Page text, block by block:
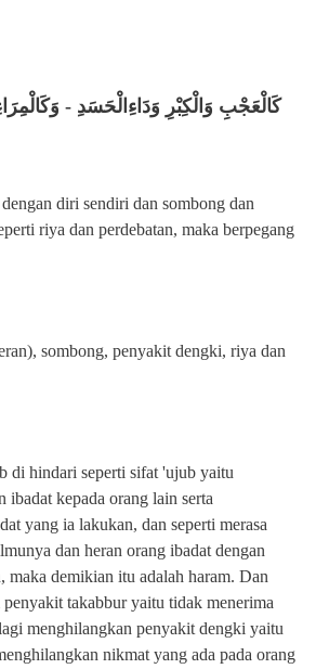
كَالْعَجْبِ وَالْكِبْرِ وَدَاءِالْحَسَدِ -
diri sendiri dan sombong dan
riya dan perdebatan, maka berpegang
sombong, penyakit dengki, riya dan
di hindari seperti sifat 'ujub yaitu
ibadat kepada orang lain serta
yang ia lakukan, dan seperti merasa
dan heran orang ibadat dengan
maka demikian itu adalah haram. Dan
takabbur yaitu tidak menerima
menghilangkan penyakit dengki yaitu
nikmat yang ada pada orang